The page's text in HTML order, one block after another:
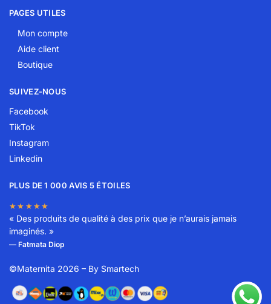
PAGES UTILES
Mon compte
Aide client
Boutique
SUIVEZ-NOUS
Facebook
TikTok
Instagram
Linkedin
PLUS DE 1 000 AVIS 5 ÉTOILES
★★★★★
« Des produits de qualité à des prix que je n’aurais jamais
imaginés. »
— Fatmata Diop
©Maternita 2026 – By Smartech